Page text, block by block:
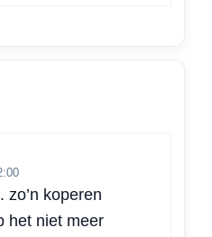
zo’n koperen
het niet meer